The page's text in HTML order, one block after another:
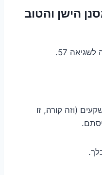
הישן והטוב
57.
(וזה קורה, זו